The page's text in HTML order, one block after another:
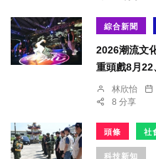
綜合新聞
2026潮流文
重頭戲8月22
林欣怡
8 分享
頭條 社
科技新知